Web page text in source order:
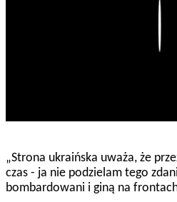
„Strona ukraińska uważa, że
czas - ja nie podzielam tego
bombardowani i giną na